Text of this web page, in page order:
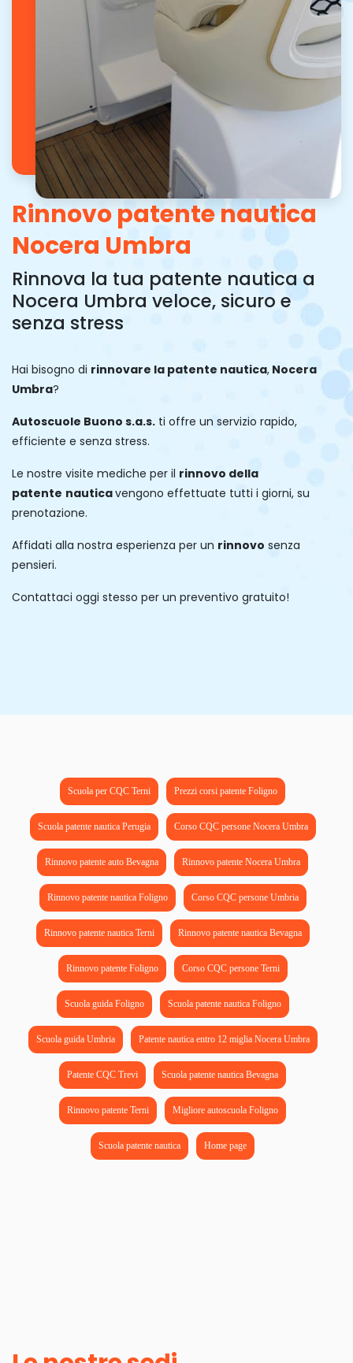
Rinnovo patente nautica
Nocera Umbra
Rinnova la tua patente nautica a
Nocera Umbra veloce, sicuro e
senza stress
Hai bisogno di rinnovare la patente nautica, Nocera
Umbra?
Autoscuole Buono s.a.s. ti offre un servizio rapido,
efficiente e senza stress.
Le nostre visite mediche per il rinnovo della
patente nauticavengono effettuate tutti i giorni, su
prenotazione.
Affidati alla nostra esperienza per un rinnovo senza
pensieri.
Contattaci oggi stesso per un preventivo gratuito!
Scuola per CQC Terni Prezzi corsi patente Foligno
Scuola patente nautica Perugia Corso CQC persone Nocera Umbra
Rinnovo patente auto Bevagna Rinnovo patente Nocera Umbra
Rinnovo patente nautica Foligno Corso CQC persone Umbria
Rinnovo patente nautica Terni Rinnovo patente nautica Bevagna
Rinnovo patente Foligno Corso CQC persone Terni
Scuola guida Foligno Scuola patente nautica Foligno
Scuola guida Umbria Patente nautica entro 12 miglia Nocera Umbra
Patente CQC Trevi Scuola patente nautica Bevagna
Rinnovo patente Terni Migliore autoscuola Foligno
Scuola patente nautica Home page